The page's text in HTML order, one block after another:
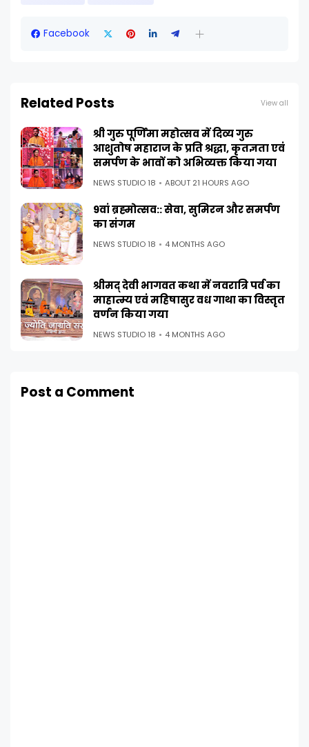
Facebook
Related Posts View all
श्री गुरु पूर्णिमा महोत्सव में दिव्य गुरु
आशुतोष महाराज के प्रति श्रद्धा, कृतज्ञता एवं
समर्पण के भावों को अभिव्यक्त किया गया
NEWS STUDIO 18 ABOUT 21 HOURS AGO
9वां ब्रह्मोत्सव:: सेवा, सुमिरन और समर्पण
का संगम
NEWS STUDIO 18 4 MONTHS AGO
श्रीमद् देवी भागवत कथा में नवरात्रि पर्व का
माहात्म्य एवं महिषासुर वध गाथा का विस्तृत
वर्णन किया गया
NEWS STUDIO 18 4 MONTHS AGO
Post a Comment